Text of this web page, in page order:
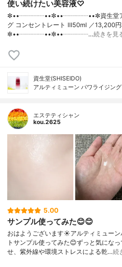
使い続けたい美容液♡
✼••┈┈┈┈••✼••┈┈┈┈••✼資生堂ア
グ コンセントレート Ⅲ50ml ／13,200
✼••┈┈┈┈••✼••┈┈┈┈…続きを見
資生堂(SHISEIDO)
アルティミューン パワライジン
エステティシャン
kou.2625
5.00
サンプル使ってみた😊😊
おはようございます☀アルティミュー
トサンプル使ってみた😊ずっと気にな
せ、紫外線や環境ストレスによる乾…続